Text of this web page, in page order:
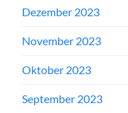
Dezember 2023
November 2023
Oktober 2023
September 2023